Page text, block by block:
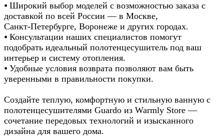
⦁ Широкий выбор моделей с возможностью заказа с
доставкой по всей России — в Москве,
Санкт‑Петербурге, Воронеже и других городах.
⦁ Консультации наших специалистов помогут
подобрать идеальный полотенцесушитель под ваш
интерьер и систему отопления.
⦁ Удобные условия возврата позволяют вам быть
уверенными в правильности покупки.
Создайте теплую, комфортную и стильную ванную с
полотенцесушителями Guardo из Warmly Store —
сочетание передовых технологий и изысканного
дизайна для вашего дома.